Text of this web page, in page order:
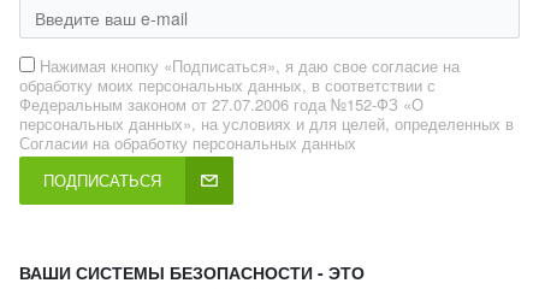
Нажимая кнопку «Подписаться», я даю свое согласие на
обработку моих персональных данных, в соответствии с
Федеральным законом от 27.07.2006 года №152-ФЗ «О
персональных данных», на условиях и для целей, определенных в
Согласии на обработку персональных данных
ПОДПИСАТЬСЯ
ВАШИ СИСТЕМЫ БЕЗОПАСНОСТИ - ЭТО